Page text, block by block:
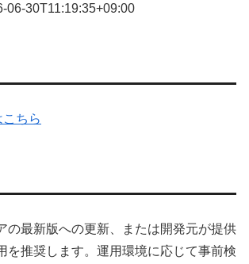
06-30T11:19:35+09:00
ちら
の最新版への更新、または開発元が提供
を推奨します。運用環境に応じて事前検